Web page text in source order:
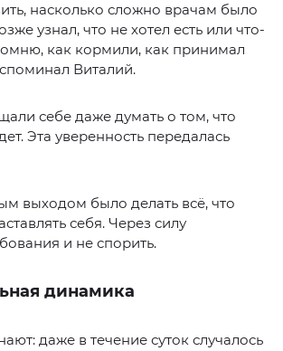
насколько сложно врачам было
узнал, что не хотел есть или что-
как кормили, как принимал
Виталий.
себе даже думать о том, что
Эта уверенность передалась
выходом было делать всё, что
себя. Через силу
и не спорить.
динамика
даже в течение суток случалось